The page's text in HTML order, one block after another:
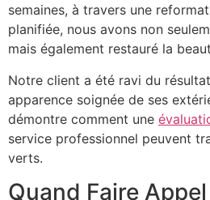
semaines, à travers une
planifiée, nous avons non
mais également restauré la
Notre client a été ravi du
apparence soignée de ses
démontre comment une
service professionnel peuvent
verts.
Quand Faire